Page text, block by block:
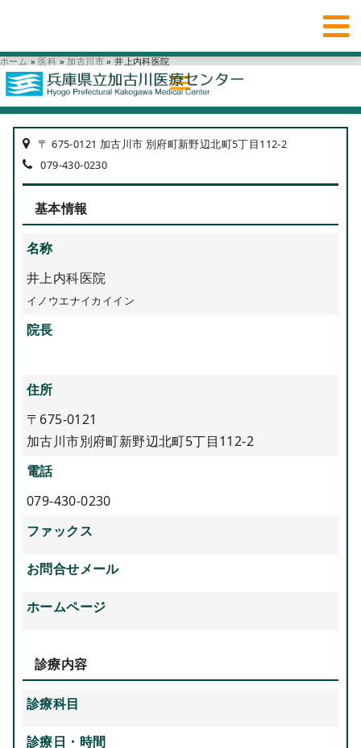
ホーム » 医科 » 加古川市 » 井上内科医院
〒 675-0121 加古川市 別府町新野辺北町5丁目112-2
079-430-0230
基本情報
名称
井上内科医院
イノウエナイカイイン
院長
住所
〒675-0121
加古川市別府町新野辺北町5丁目112-2
電話
079-430-0230
ファックス
お問合せメール
ホームページ
診療内容
診療科目
診療日・時間